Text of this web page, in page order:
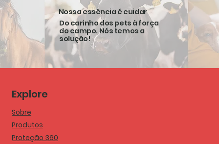
online. Acesse o conteúdo completo e
confira como a sanidade integrada pode
impactar diretamente os resultados da
produção animal....
as suas s
Nossa essência é cuidar
Do carinho dos pets à força
do campo. Nós temos a
solução!
Explore
Sobre
Produtos
Proteção 360